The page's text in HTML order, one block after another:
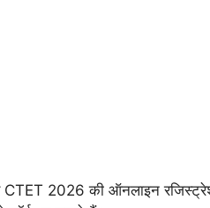
CTET 2026 की ऑनलाइन